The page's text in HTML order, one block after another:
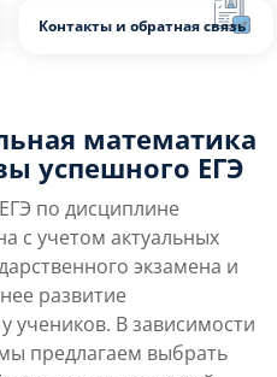
Учебная программа
Контакты и
математика
успешного ЕГЭ
по дисциплине
с учетом актуальных
экзамена и
развитие
учеников. В зависимости
предлагаем выбрать